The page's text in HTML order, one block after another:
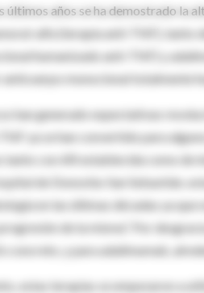
últimos años se ha demostrado
alfa (terapia anti-TNF),
humanizado anti-TNF)­ y
anticuerpo monoclonal totalmente
han generado expectativas
ya se han convertido para
tanto con AR establecida como de
de Donostia-San Sebastián,
en las últimas décadas ya
de la misma”. Por
concreto, y para adalimumab,
estas terapias se empezaron a